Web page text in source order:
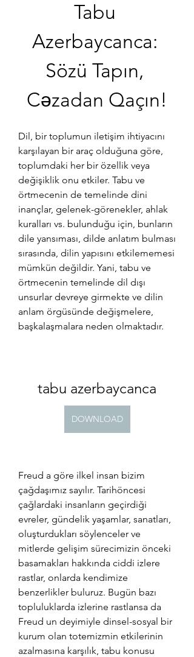
Tabu
Azerbaycanca:
Sözü Tapın,
Cəzadan Qaçın!
Dil, bir toplumun iletişim ihtiyacını
karşılayan bir araç olduğuna göre,
toplumdaki her bir özellik veya
değişiklik onu etkiler. Tabu ve
örtmecenin de temelinde dini
inançlar, gelenek-görenekler, ahlak
kuralları vs. bulunduğu için, bunların
dile yansıması, dilde anlatım bulması
sırasında, dilin yapısını etkilememesi
mümkün değildir. Yani, tabu ve
örtmecenin temelinde dil dışı
unsurlar devreye girmekte ve dilin
anlam örgüsünde değişmelere,
başkalaşmalara neden olmaktadır.
tabu azerbaycanca
DOWNLOAD
Freud a göre ilkel insan bizim
çağdaşımız sayılır. Tarihöncesi
çağlardaki insanların geçirdiği
evreler, gündelik yaşamlar, sanatları,
oluşturdukları söylenceler ve
mitlerde gelişim sürecimizin önceki
basamakları hakkında ciddi izlere
rastlar, onlarda kendimize
benzerlikler buluruz. Bugün bazı
topluluklarda izlerine rastlansa da
Freud un deyimiyle dinsel-sosyal bir
kurum olan totemizmin etkilerinin
azalmasına karşılık, tabu konusu